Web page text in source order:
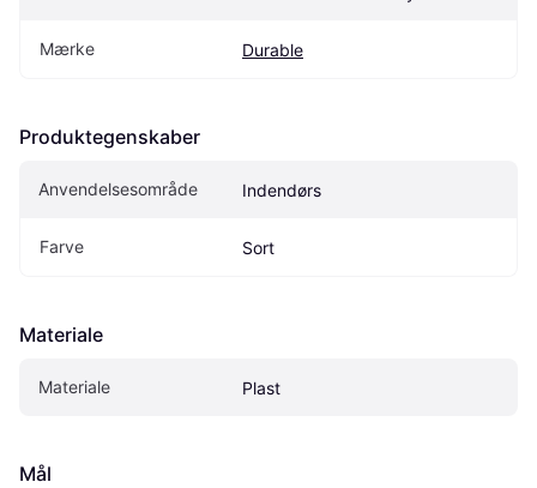
Mærke Durable
Produktegenskaber
Anvendelsesområde Indendørs
Farve Sort
Materiale
Materiale Plast
Mål